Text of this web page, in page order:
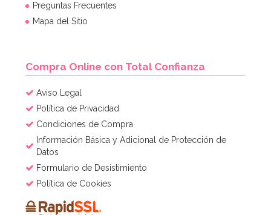
2,60€
AÑADIR
Preguntas Frecuentes
Mapa del Sitio
Compra Online con Total Confianza
Aviso Legal
Política de Privacidad
Condiciones de Compra
Información Básica y Adicional de Protección de
Datos
Formulario de Desistimiento
Política de Cookies